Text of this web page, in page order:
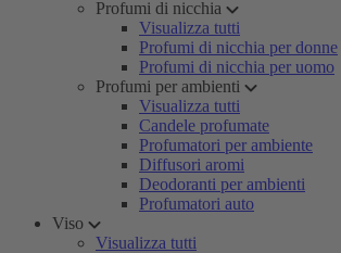
Profumi di nicchia
Visualizza tutti
Profumi di nicchia per donne
Profumi di nicchia per uomo
Profumi per ambienti
Visualizza tutti
Candele profumate
Profumatori per ambiente
Diffusori aromi
Deodoranti per ambienti
Profumatori auto
Viso
Visualizza tutti